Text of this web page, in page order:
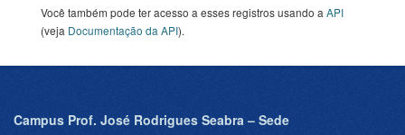
Você também pode ter acesso a esses registros usando a API
(veja Documentação da API).
Campus Prof. José Rodrigues Seabra – Sede